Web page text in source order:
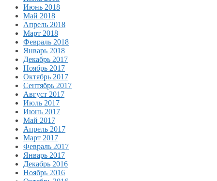
Июнь 2018
Май 2018
Апрель 2018
Март 2018
Февраль 2018
Январь 2018
Декабрь 2017
Ноябрь 2017
Октябрь 2017
Сентябрь 2017
Август 2017
Июль 2017
Июнь 2017
Май 2017
Апрель 2017
Март 2017
Февраль 2017
Январь 2017
Декабрь 2016
Ноябрь 2016